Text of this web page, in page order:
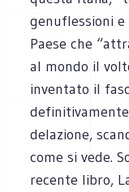
genuflessioni
Paese che
al mondo il
inventato il
delazione,
come si vede.
recente libro,